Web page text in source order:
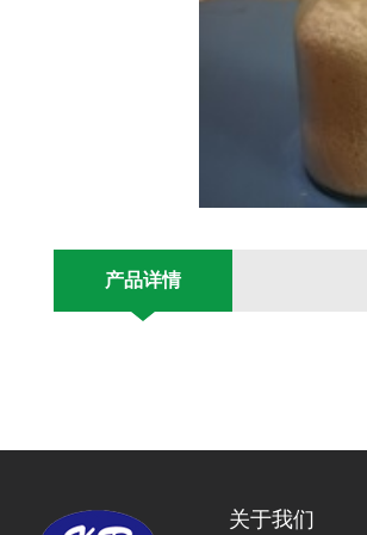
产品详情
关于我们